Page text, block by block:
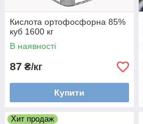
Кислота ортофосфорна 85%
куб 1600 кг
В наявності
87 ₴/кг
Купити
Хит продаж